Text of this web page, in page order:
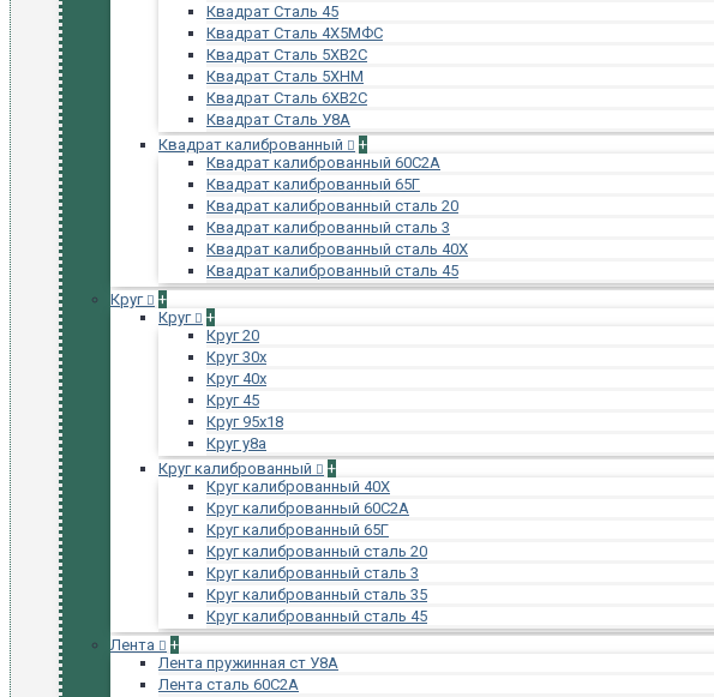
Квадрат Сталь 45
Квадрат Сталь 4Х5МФС
Квадрат Сталь 5ХВ2С
Квадрат Сталь 5ХНМ
Квадрат Сталь 6ХВ2С
Квадрат Сталь У8А
Квадрат калиброванный
+
Квадрат калиброванный 60С2А
Квадрат калиброванный 65Г
Квадрат калиброванный сталь 20
Квадрат калиброванный сталь 3
Квадрат калиброванный сталь 40Х
Квадрат калиброванный сталь 45
Круг
+
Круг
+
Круг 20
Круг 30х
Круг 40х
Круг 45
Круг 95х18
Круг у8а
Круг калиброванный
+
Круг калиброванный 40Х
Круг калиброванный 60С2А
Круг калиброванный 65Г
Круг калиброванный сталь 20
Круг калиброванный сталь 3
Круг калиброванный сталь 35
Круг калиброванный сталь 45
Лента
+
Лента пружинная ст У8А
Лента сталь 60С2А